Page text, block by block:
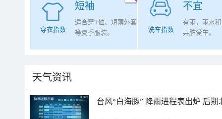
短袖
穿衣指数
适合穿T恤、短薄外套
等夏季服装。
不宜
洗车指数
有雨，雨水
弄脏爱车。
天气资讯
台风“白海豚” 降雨进程表出炉 后